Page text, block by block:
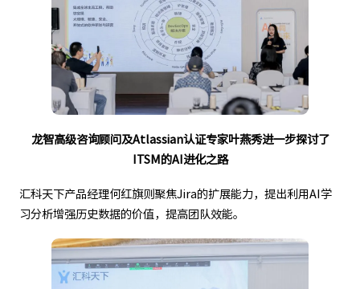
龙智高级咨询顾问及Atlassian认证专家叶燕秀进一步探讨了
ITSM的AI进化之路
汇科天下产品经理何红旗则聚焦Jira的扩展能力，提出利用AI学
习分析增强历史数据的价值，提高团队效能。